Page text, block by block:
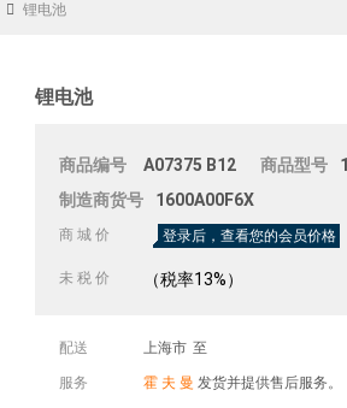
锂电池
锂电池
商品编号 A07375 B12 商品型号
制造商货号
1600A00F6X
商 城 价 登录后，查看您的会员价格
未 税 价 （税率13%）
配送 上海市 至
服务 霍 夫 曼 发货并提供售后服务。